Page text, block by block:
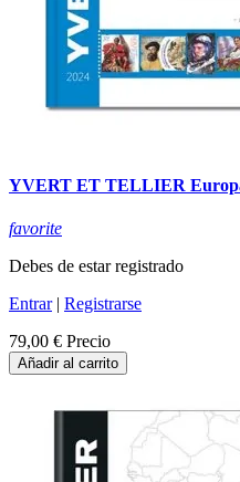
YVERT ET TELLIER
favorite
Debes de estar registrado
Entrar| Registrarse
79,00 € Precio
Añadir al carrito